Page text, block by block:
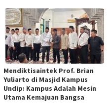
Mendiktisaintek Prof. Brian
Yuliarto di Masjid Kampus
Undip: Kampus Adalah Mesin
Utama Kemajuan Bangsa